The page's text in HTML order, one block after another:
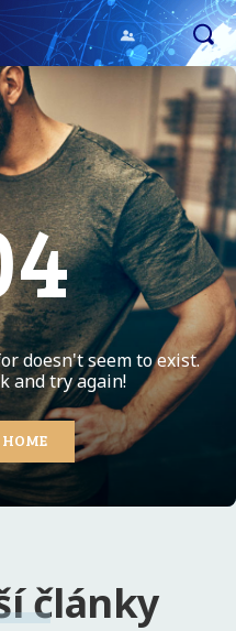
doesn't seem to exist.
and try again!
články